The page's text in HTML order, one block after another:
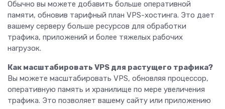
Обычно вы можете добавить больше оперативной
памяти, обновив тарифный план VPS-хостинга. Это дает
вашему серверу больше ресурсов для обработки
трафика, приложений и более тяжелых рабочих
нагрузок.
Как масштабировать VPS для растущего трафика?
Вы можете масштабировать VPS, обновляя процессор,
оперативную память и хранилище по мере увеличения
трафика. Это позволяет вашему сайту или приложению